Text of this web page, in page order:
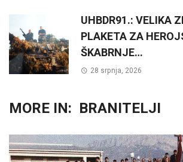
UHBDR91.: VELIKA
PLAKETA ZA
ŠKABRNJE…
28 srpnja, 2026
MORE IN: BRANITELJI